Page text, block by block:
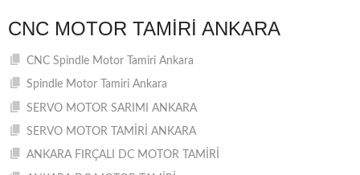
CNC MOTOR TAMIRI ANKARA
CNC Spindle Motor Tamiri Ankara
Spindle Motor Tamiri Ankara
SERVO MOTOR SARIMI ANKARA
SERVO MOTOR TAMİRİ ANKARA
ANKARA FIRÇALI DC MOTOR TAMİRİ